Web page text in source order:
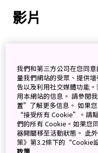
影片
我們和第三方公司在您同
量我們網站的受眾、提供
告以及利用社交媒體功能
用本網站的信息。 請參
置”了解更多信息。 如果
“接受所有 Cookie”。請
們的所有 Cookie。如果您
器開關移至活動狀態。 此
策》第3.2條下的“Cookie